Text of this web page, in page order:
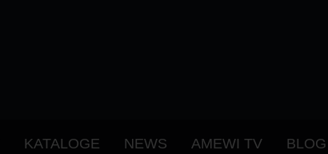
KATALOGE NEWS AMEWI TV BLOG